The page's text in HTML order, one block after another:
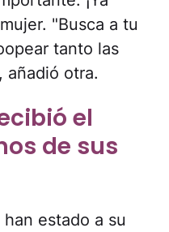
"Busca a tu
tanto las
añadió otra.
el
de sus
estado a su